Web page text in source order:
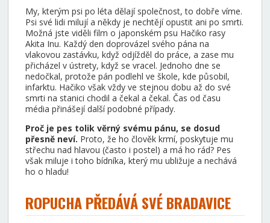
My, kterým psi po léta dělají společnost, to dobře víme.
Psi své lidi milují a někdy je nechtějí opustit ani po smrti.
Možná jste viděli film o japonském psu Hačiko rasy
Akita Inu. Každý den doprovázel svého pána na
vlakovou zastávku, když odjížděl do práce, a zase mu
přicházel v ústrety, když se vracel. Jednoho dne se
nedočkal, protože pán podlehl ve škole, kde působil,
infarktu. Hačiko však vždy ve stejnou dobu až do své
smrti na stanici chodil a čekal a čekal. Čas od času
média přinášejí další podobné případy.
Proč je pes tolik věrný svému pánu, se dosud
přesně neví. Proto, že ho člověk krmí, poskytuje mu
střechu nad hlavou (často i postel) a má ho rád? Pes
však miluje i toho bídníka, který mu ubližuje a nechává
ho o hladu!
ROPUCHA PŘEDÁVÁ SVÉ BRADAVICE